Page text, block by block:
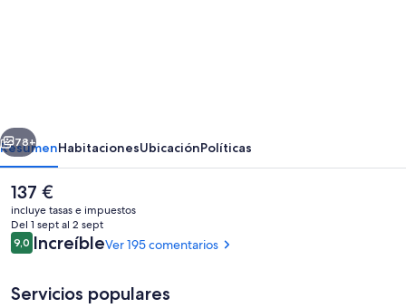
Siguiente
78+
ResumenHabitacionesUbicaciónPolíticas
El
precio
actual
es
de
137 €
incluye tasas e impuestos
Del 1 sept al 2 sept
Comentarios
9,09,0 de 10
IncreíbleVer 195 comentarios
Servicios populares